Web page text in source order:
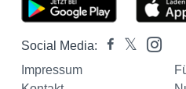
Social Media:
Impressum